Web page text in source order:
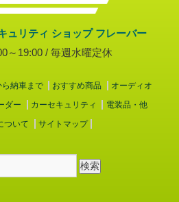
ュリティ ショップ フレーバー
～19:00 / 毎週水曜定休
ら納車まで おすすめ商品
オーディオ
ダー カーセキュリティ
電装品・他
ついて
サイトマップ